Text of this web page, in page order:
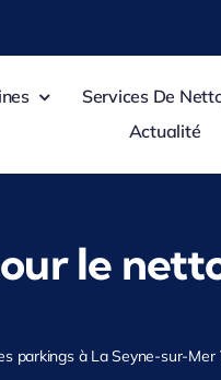
Services De
Actualité
le
parkings à La Seyne-sur-Mer